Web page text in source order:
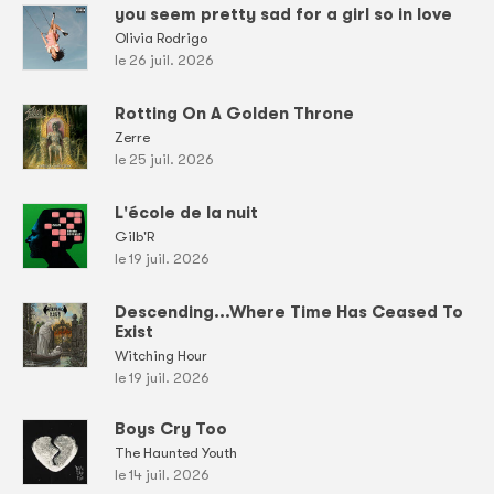
you seem pretty sad for a girl so in love
Olivia Rodrigo
le 26 juil. 2026
Rotting On A Golden Throne
Zerre
le 25 juil. 2026
L'école de la nuit
Gilb'R
le 19 juil. 2026
Descending...Where Time Has Ceased To
Exist
Witching Hour
le 19 juil. 2026
Boys Cry Too
The Haunted Youth
le 14 juil. 2026